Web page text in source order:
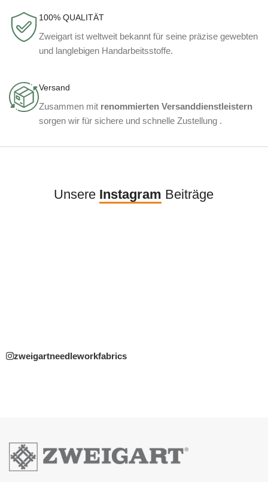
100% QUALITÄT
Zweigart ist weltweit bekannt für seine präzise gewebten
und langlebigen Handarbeitsstoffe.
Versand
Zusammen mit renommierten Versanddienstleistern
sorgen wir für sichere und schnelle Zustellung .
Unsere Instagram Beiträge
zweigartneedleworkfabrics